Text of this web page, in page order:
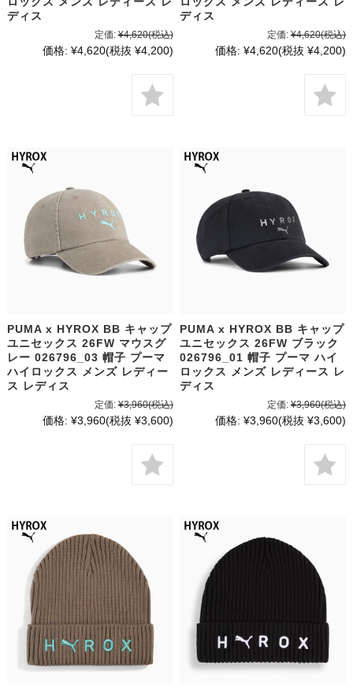
ディス
定価: ¥4,620(税込)
価格: ¥4,620(税抜 ¥4,200)
ディス
定価: ¥4,620(税込)
価格: ¥4,620(税抜 ¥4,200)
PUMA x HYROX BB キャップ
ユニセックス 26FW マウスグ
レー 026796_03 帽子 プーマ
ハイロックス メンズ レディー
ス レディス
定価: ¥3,960(税込)
価格: ¥3,960(税抜 ¥3,600)
PUMA x HYROX BB キャップ
ユニセックス 26FW ブラック
026796_01 帽子 プーマ ハイ
ロックス メンズ レディース レ
ディス
定価: ¥3,960(税込)
価格: ¥3,960(税抜 ¥3,600)